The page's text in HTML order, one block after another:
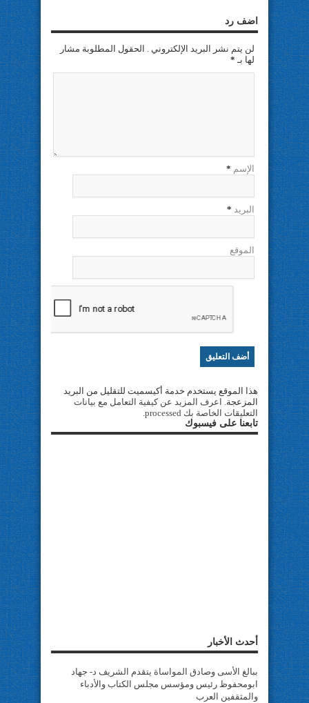
اضف رد
لن يتم نشر البريد الإلكتروني . الحقول المطلوبة مشار
لها بـ *
الإسم *
البريد *
الموقع
هذا الموقع يستخدم خدمة أكيسميت للتقليل من البريد
المزعجة. اعرف المزيد عن كيفية التعامل مع بيانات
التعليقات الخاصة بك processed
.
تابعنا على فيسبوك
أحدث الأخبار
ببالغ الأسى وصادق المواساة يتقدم الشريف د- جهاد
ابومحفوظ رئيس ومؤسس مجلس الكتاب والأدباء
والمثقفين العرب